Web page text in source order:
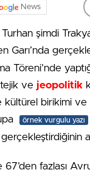
News
şimdi
Garı’nda
Töreni’nde
ve jeopolitik
birikimi
örnek vurgulu yazı
67’den fazlası